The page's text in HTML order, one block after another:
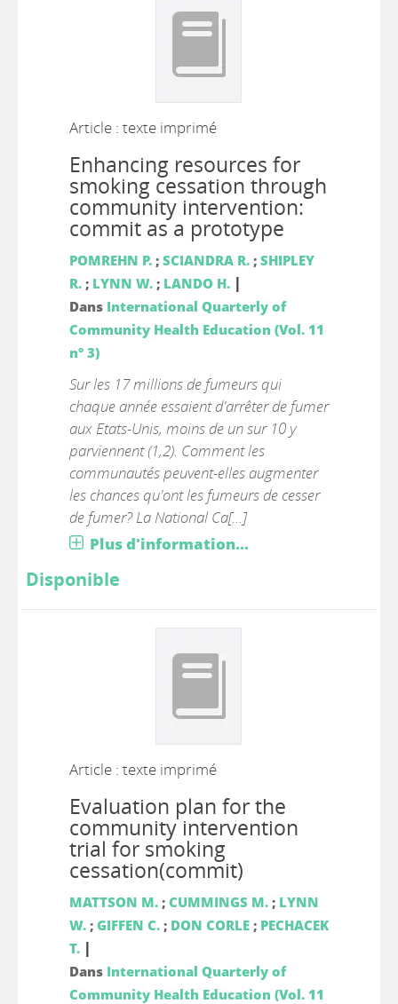
Article : texte imprimé
Enhancing resources for
smoking cessation through
community intervention:
commit as a prototype
POMREHN P.; SCIANDRA R.; SHIPLEY
R.; LYNN W.; LANDO H. |
Dans International Quarterly of
Community Health Education (Vol. 11
n° 3)
Sur les 17 millions de fumeurs qui
chaque année essaient d'arrêter de fumer
aux Etats-Unis, moins de un sur 10 y
parviennent (1,2). Comment les
communautés peuvent-elles augmenter
les chances qu'ont les fumeurs de cesser
de fumer? La National Ca[...]
Plus d'information...
Disponible
Article : texte imprimé
Evaluation plan for the
community intervention
trial for smoking
cessation(commit)
MATTSON M.; CUMMINGS M.; LYNN
W.; GIFFEN C.; DON CORLE; PECHACEK
T. |
Dans International Quarterly of
Community Health Education (Vol. 11